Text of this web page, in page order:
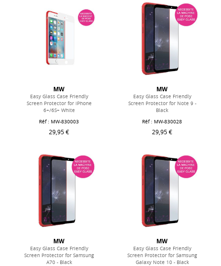
MW
Easy Glass Case Friendly
Screen Protector for iPhone
6+/6S+ White
Réf : MW-830003
29,95 €
MW
Easy Glass Case Friendly
Screen Protector for Note 9 -
Black
Réf : MW-830028
29,95 €
MW
Easy Glass Case Friendly
Screen Protector for Samsung
A70 - Black
MW
Easy Glass Case Friendly
Screen Protector for Samsung
Galaxy Note 10 - Black